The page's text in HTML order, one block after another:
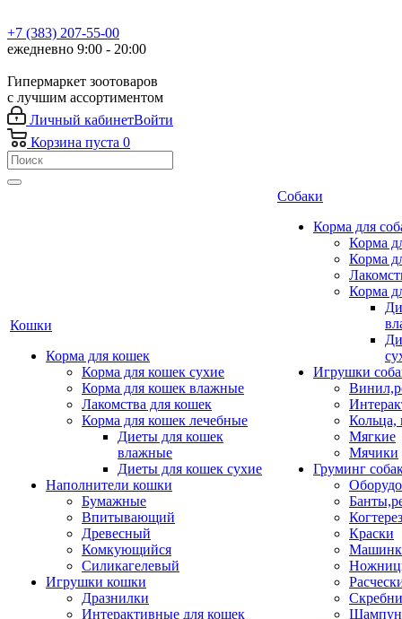
+7 (383) 207-55-00
ежедневно 9:00 - 20:00
Гипермаркет зоотоваров
с лучшим ассортиментом
Личный кабинетВойти
Корзина пуста 0
Кошки
Корма для кошек
Корма для кошек сухие
Корма для кошек влажные
Лакомства для кошек
Корма для кошек лечебные
Диеты для кошек
влажные
Диеты для кошек сухие
Наполнители кошки
Бумажные
Впитывающий
Древесный
Комкующийся
Силикагелевый
Игрушки кошки
Дразнилки
Интерактивные для кошек
Собаки
Корма для
Корма
Корма
Корма
Игрушки
Кольца,
Мягкие
Мячики
Груминг
Краски